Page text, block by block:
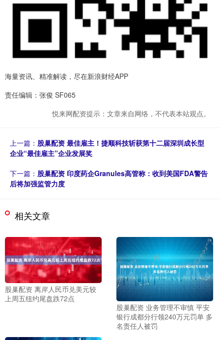
海量资讯、精准解读，尽在新浪财经APP
责任编辑：张俊 SF065
悦来网配资提示：文章来自网络，不代表本站观点。
上一篇： 股巢配资 最佳雇主！捷顺科技斩获第十二届深圳成长型
企业“最佳雇主”企业发展奖
下一篇： 股巢配资 印度药企Granules高管称：收到美国FDA警告
后将加强监管力度
相关文章
股巢配资 离岸人民币兑美元较
上周五纽约尾盘跌72点
股巢配资 业务管理不审慎 平安
银行成都分行领240万元罚单 多
名责任人被罚